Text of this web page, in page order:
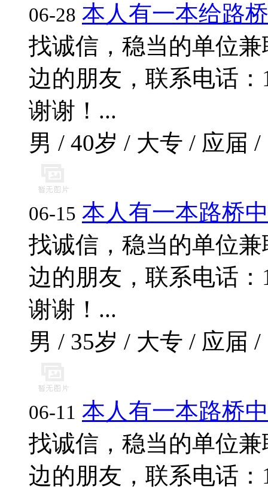
06-28 本人有一本给路
找诚信，稳当的单位
边的朋友，联系电话：
谢谢！...
男 / 40岁 / 大专 / 应届
06-15 本人有一本路桥
找诚信，稳当的单位
边的朋友，联系电话：
谢谢！...
男 / 35岁 / 大专 / 应届
06-11 本人有一本路桥
找诚信，稳当的单位
边的朋友，联系电话：